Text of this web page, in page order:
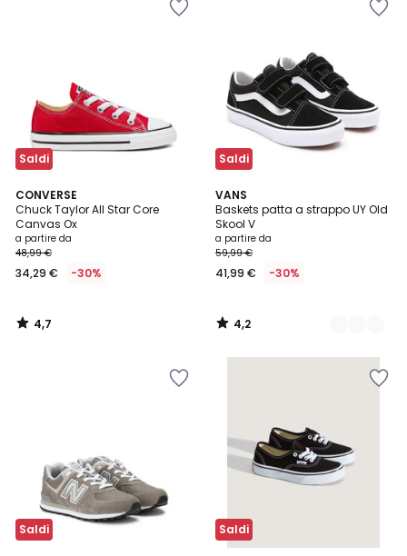
Saldi
CONVERSE
Chuck Taylor All Star Core
Canvas Ox
a partire da
48,99 €
34,29 € -30%
4,7
/ 5
4,7
/
Saldi
VANS
Baskets patta a strappo UY Old
Skool V
a partire da
59,99 €
41,99 € -30%
4,2
/ 5
2
Colori
4,2
/
Saldi Saldi